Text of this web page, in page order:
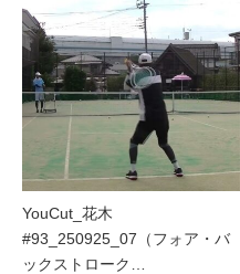
YouCut_花木
#93_250925_07（フォア・バ
ックストローク…